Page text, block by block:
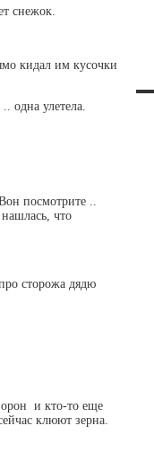
снежок.
кидал им кусочки
одна улетела.
посмотрите ..
что
сторожа дядю
и кто-то еще
клюют зерна.